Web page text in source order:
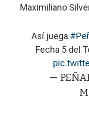
Maximiliano
Así juega
Fecha 5 del
—